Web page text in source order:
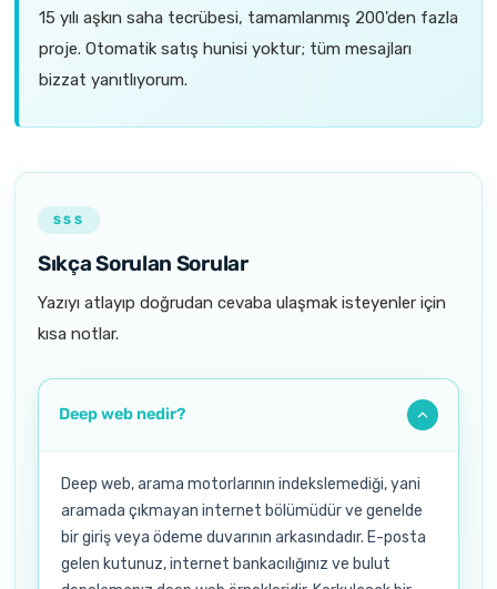
15 yılı aşkın saha tecrübesi, tamamlanmış 200'den fazla
proje. Otomatik satış hunisi yoktur; tüm mesajları
bizzat yanıtlıyorum.
SSS
Sıkça Sorulan Sorular
Yazıyı atlayıp doğrudan cevaba ulaşmak isteyenler için
kısa notlar.
Deep web nedir?
Deep web, arama motorlarının indekslemediği, yani
aramada çıkmayan internet bölümüdür ve genelde
bir giriş veya ödeme duvarının arkasındadır. E-posta
gelen kutunuz, internet bankacılığınız ve bulut